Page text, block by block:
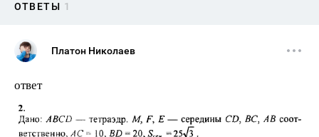
ОТВЕТЫ 1
Платон Николаев
ответ